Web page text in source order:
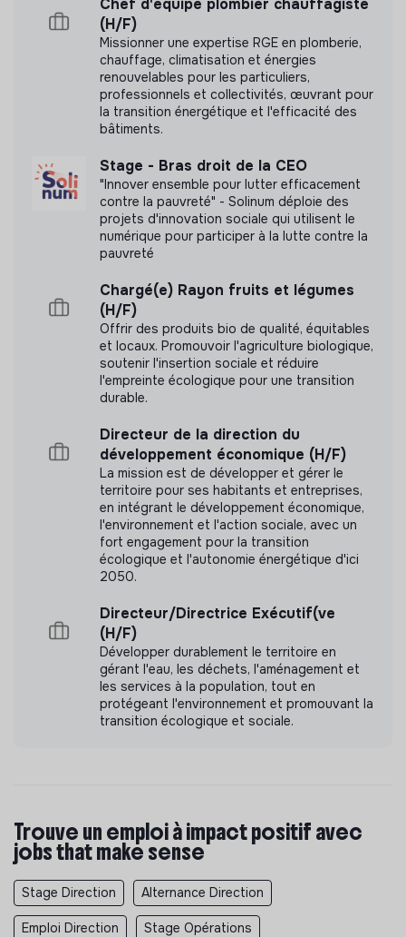
Chef d'équipe plombier chauffagiste
(H/F)
Missionner une expertise RGE en plomberie,
chauffage, climatisation et énergies
renouvelables pour les particuliers,
professionnels et collectivités, œuvrant pour
la transition énergétique et l'efficacité des
bâtiments.
Stage - Bras droit de la CEO
"Innover ensemble pour lutter efficacement
contre la pauvreté" - Solinum déploie des
projets d'innovation sociale qui utilisent le
numérique pour participer à la lutte contre la
pauvreté
Chargé(e) Rayon fruits et légumes
(H/F)
Offrir des produits bio de qualité, équitables
et locaux. Promouvoir l'agriculture biologique,
soutenir l'insertion sociale et réduire
l'empreinte écologique pour une transition
durable.
Directeur de la direction du
développement économique (H/F)
La mission est de développer et gérer le
territoire pour ses habitants et entreprises,
en intégrant le développement économique,
l'environnement et l'action sociale, avec un
fort engagement pour la transition
écologique et l'autonomie énergétique d'ici
2050.
Directeur/Directrice Exécutif(ve
(H/F)
Développer durablement le territoire en
gérant l'eau, les déchets, l'aménagement et
les services à la population, tout en
protégeant l'environnement et promouvant la
transition écologique et sociale.
Trouve un emploi à impact positif avec
jobs that make sense
Stage Direction Alternance Direction
Emploi Direction Stage Opérations